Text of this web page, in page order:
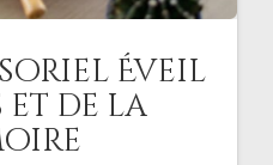
Éveil
et de la